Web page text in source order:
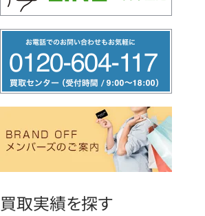
リ
ー
ヤ
買取実績を探す